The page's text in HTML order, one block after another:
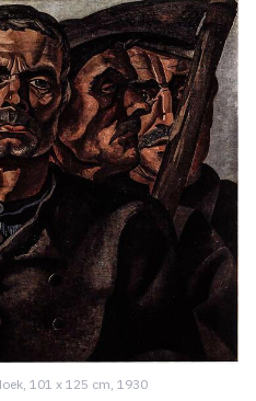
101 x 125 cm, 1930